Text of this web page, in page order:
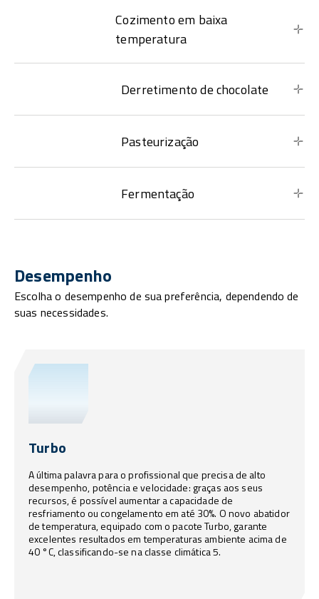
Cozimento em baixa
temperatura
Derretimento de chocolate
Pasteurização
Fermentação
Desempenho
Escolha o desempenho de sua preferência, dependendo de
suas necessidades.
Turbo
A última palavra para o profissional que precisa de alto
desempenho, potência e velocidade: graças aos seus
recursos, é possível aumentar a capacidade de
resfriamento ou congelamento em até 30%. O novo abatidor
de temperatura, equipado com o pacote Turbo, garante
excelentes resultados em temperaturas ambiente acima de
40 °C, classificando-se na classe climática 5.